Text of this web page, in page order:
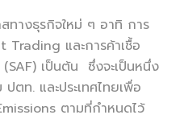
ทางธุรกิจใหม่ ๆ อาทิ การ
และการค้าเชื้อ
เป็นต้น ซึ่งจะเป็นหนึ่ง
ตท. และประเทศไทยเพื่อ
ตามที่กำหนดไว้